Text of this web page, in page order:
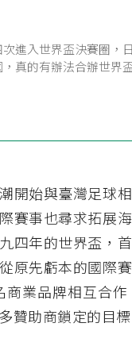
進入世界盃決賽圈
，真的有辦法合辦世界
開始與臺灣足球
賽事也尋求拓展
四年的世界盃，
原先虧本的國際
業品牌相互合
贊助商鎖定的目標